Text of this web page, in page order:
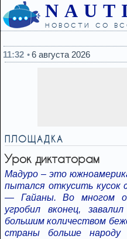
новости со
11:32
6 августа 2026
ПЛОЩАДКА
Урок диктаторам
Мадуро – это
пытался откусить кусок
— Гайаны. Во многом
угробил вконец,
большим количеством
страны больше